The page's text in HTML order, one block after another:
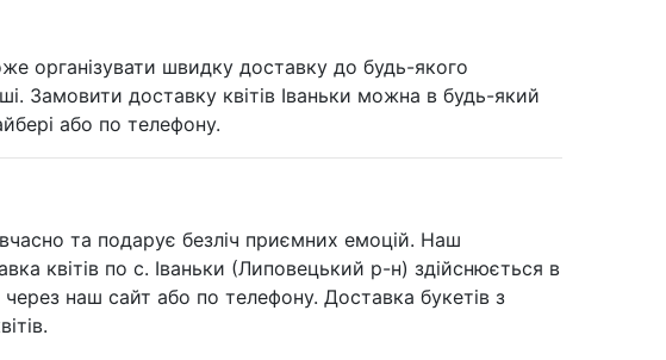
організувати швидку доставку до будь-якого
Замовити доставку квітів Іваньки можна в будь-який
або по телефону.
та подарує безліч приємних емоцій. Наш
квітів по с. Іваньки (Липовецький р-н) здійснюється в
наш сайт або по телефону. Доставка букетів з